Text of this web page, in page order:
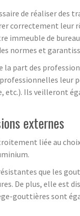
de réaliser des
correctement
de
normes et
part des
Ils veilleront
externes
liée au
que les
De plus, elle est
gouttières sont